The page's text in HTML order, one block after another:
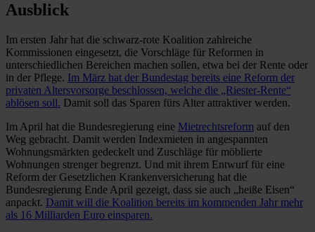
Ausblick
Im ersten Jahr hat die schwarz-rote Koalition zahlreiche
Kommissionen eingesetzt, die Vorschläge für Reformen in
unterschiedlichen Bereichen machen sollen, etwa bei der Rente oder
in der Pflege. Im März hat der Bundestag bereits eine Reform der
privaten Altersvorsorge beschlossen, welche die „Riester-Rente“
ablösen soll. Damit soll das Sparen fürs Alter attraktiver werden.
Im April hat die Bundesregierung eine Mietrechtsreform auf den
Weg gebracht. Damit werden Indexmieten in angespannten
Wohnungsmärkten gedeckelt und Zuschläge für möblierte
Wohnungen strenger begrenzt. Und mit ihrem Entwurf für eine
Reform der Gesetzlichen Krankenversicherung hat die
Bundesregierung Ende April gezeigt, dass sie auch „heiße Eisen“
anpackt. Damit will die Koalition bereits im kommenden Jahr mehr
als 16 Milliarden Euro einsparen.